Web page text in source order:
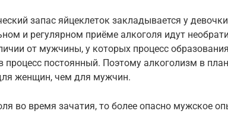
запас яйцеклеток закладывается у девочки
и регулярном приёме алкоголя идут
от мужчины, у которых процесс
процесс постоянный. Поэтому алкоголизм в
женщин, чем для мужчин.
во время зачатия, то более опасно мужское